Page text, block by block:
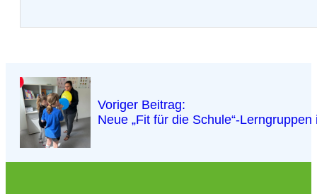
Voriger Beitrag:
Neue „Fit für die Schule“-Lerngruppen